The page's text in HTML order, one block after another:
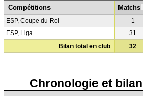
Compétitions Matchs
ESP, Coupe du Roi 1
ESP, Liga
31
Bilan total en club
32
Chronologie et